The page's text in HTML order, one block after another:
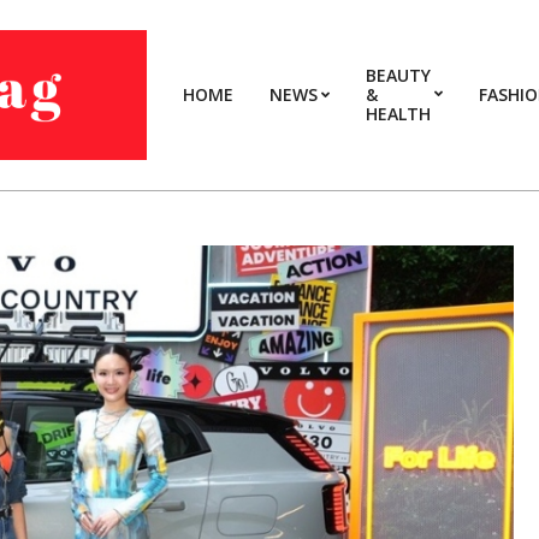
HOME NEWS
BEAUTY
&
HEALTH